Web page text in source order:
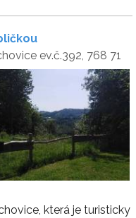
ev.č.392, 768 71
která je turisticky